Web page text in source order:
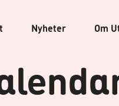
Nyheter Om